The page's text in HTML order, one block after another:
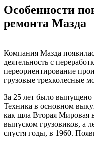
Особенности
ремонта Мазда
Компания Мазда
деятельность с
переориентирование
грузовые трехколесные
За 25 лет было выпущено
Техника в основном
как шла Вторая Мировая
выпуском грузовиков, а
спустя годы, в 1960.